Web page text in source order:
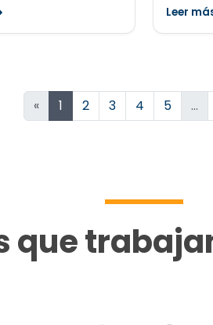
Leer
« 1 2 3 4 5 …
que